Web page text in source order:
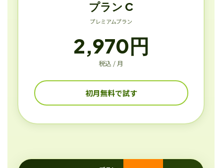
プラン C
プレミアムプラン
2,970円
税込 / 月
初月無料で試す